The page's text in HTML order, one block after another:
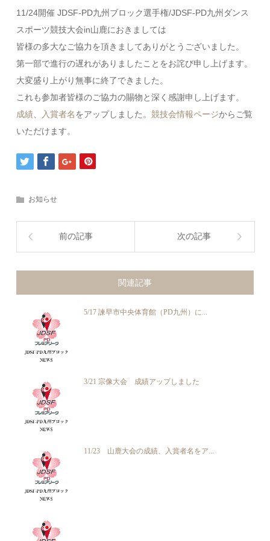
11/24開催 JDSF-PD九州ブロック選手権/JDSF-PD九州ダンス
スポーツ競技大会in山鹿におきましては
皆様の多大なご協力を頂きましてありがとうございました。
第一部で進行の遅れがありましたことをお詫び申し上げます。
大変盛り上がり無事に終了できました。
これも参加者皆様のご協力の賜物と深く感謝申し上げます。
成績
入賞者名をアップしました。競技会情報ページからご覧
いただけます。
お知らせ
前の記事 次の記事
関連記事
5/17 諫早市中央体育館（PD九州）に...
3/21 宗像大会 成績アップしました
11/23 山鹿大会の成績、入賞者名をア...